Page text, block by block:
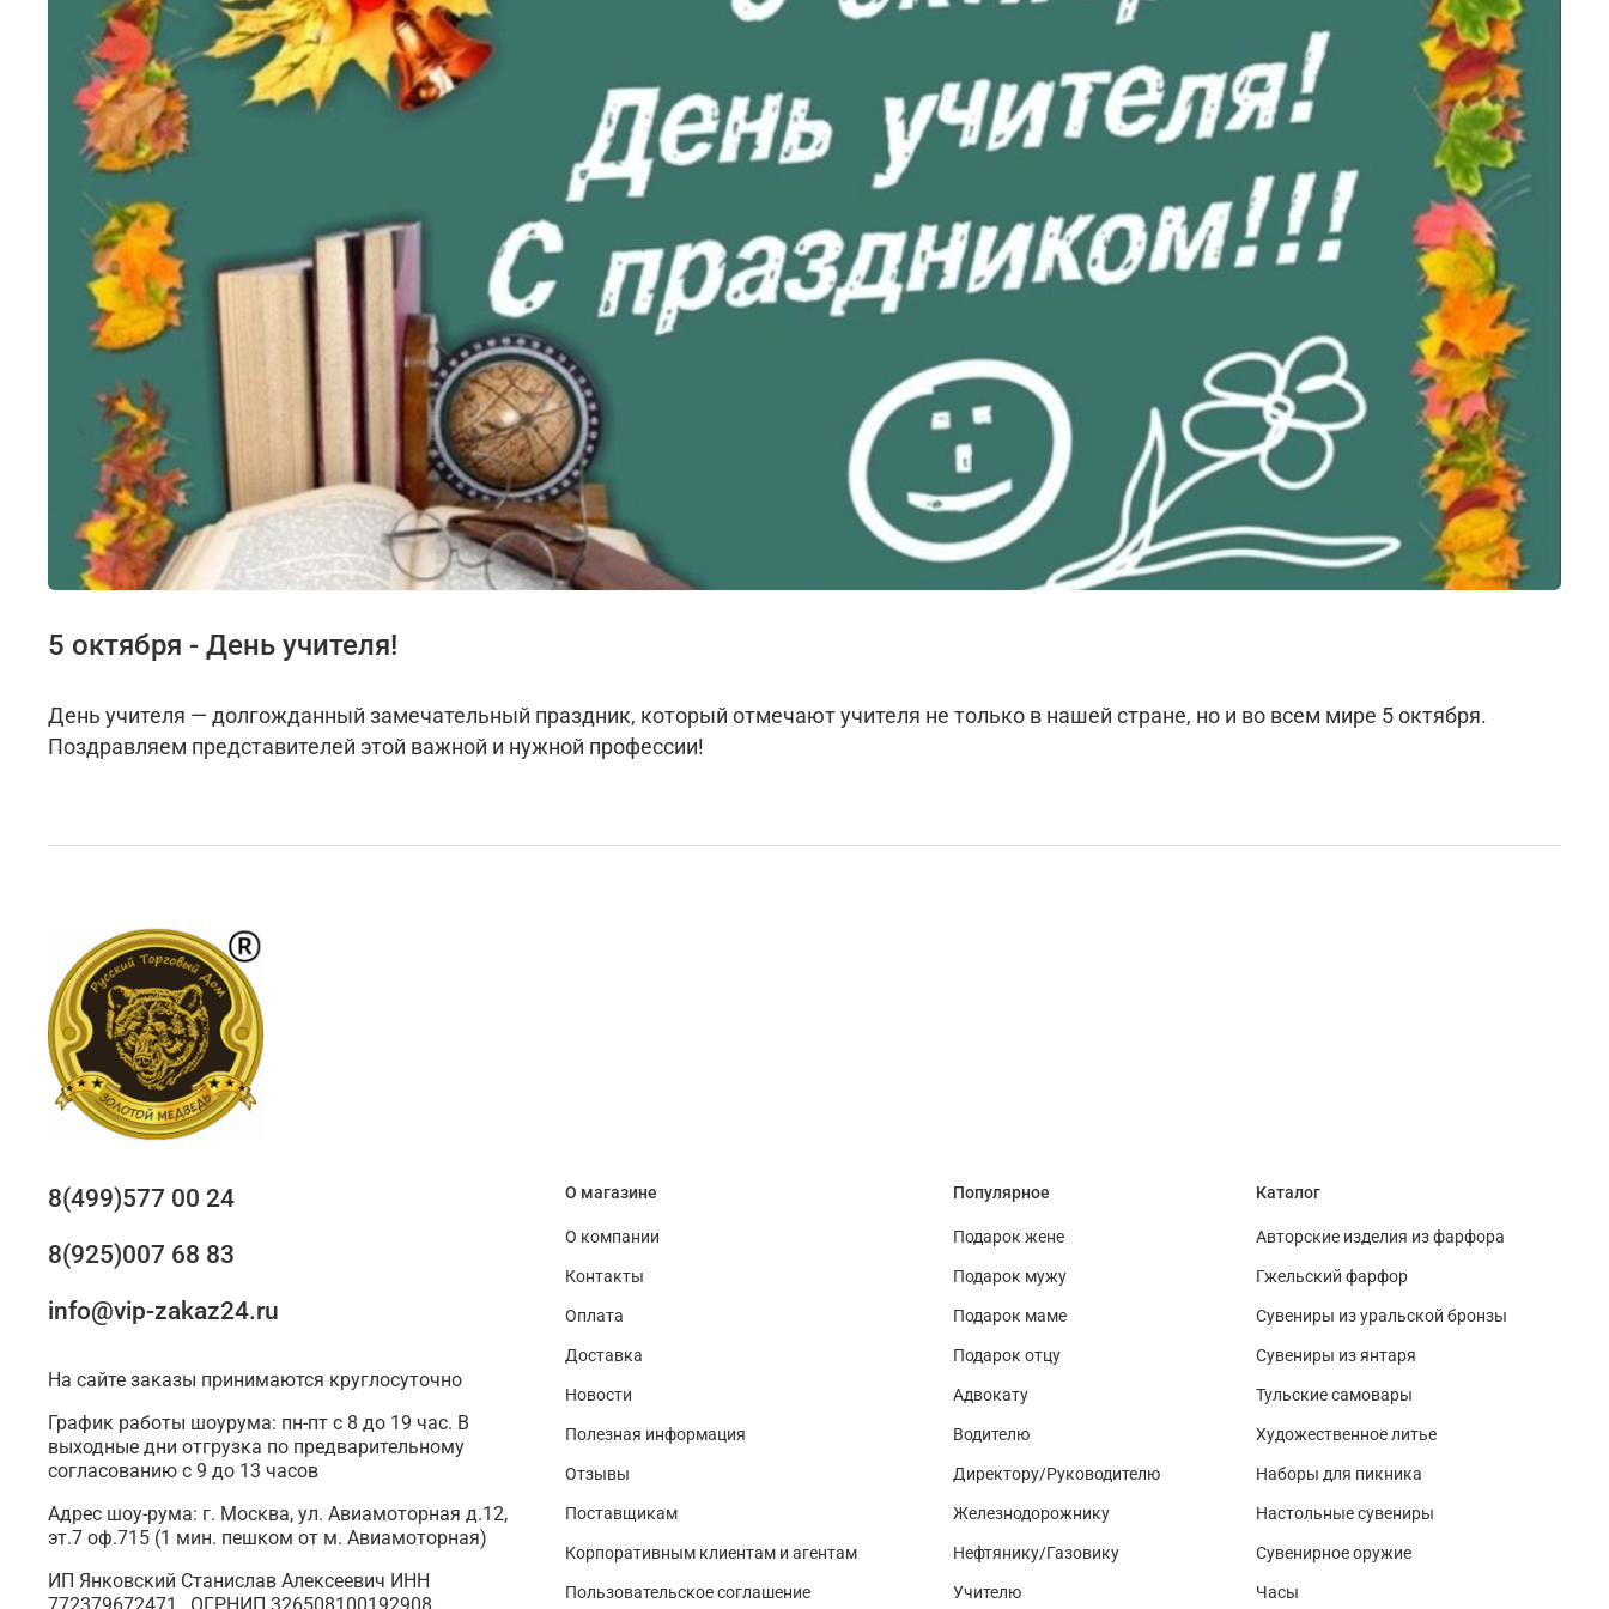
Подарки банковскому работнику
Подарки брокеру
Подарки директору/руководителю
Подарки страховщику
Подарки энергетику
5 октября - День учителя!
День учителя — долгожданный замечательный праздник, который отмечают учителя не только в нашей стране, но и во всем мире 5 октября.
Поздравляем представителей этой важной и нужной профессии!
О магазине
О компании
Контакты
Оплата
Доставка
Новости
Полезная информация
Отзывы
Поставщикам
Корпоративным клиентам и агентам
Пользовательское соглашение
Популярное
Подарок жене
Подарок мужу
Подарок маме
Подарок отцу
Адвокату
Водителю
Директору/Руководителю
Железнодорожнику
Нефтянику/Газовику
Учителю
Каталог
Авторские изделия из фарфора
Гжельский фарфор
Сувениры из уральской бронзы
Сувениры из янтаря
Тульские самовары
Художественное литье
Наборы для пикника
Настольные сувениры
Сувенирное оружие
Часы
8(499)577 00 24
8(925)007 68 83
info@vip-zakaz24.ru
На сайте заказы принимаются круглосуточно
График работы шоурума: пн-пт с 8 до 19 час. В
выходные дни отгрузка по предварительному
согласованию с 9 до 13 часов
Адрес шоу-рума: г. Москва, ул. Авиамоторная д.12,
эт.7 оф.715 (1 мин. пешком от м. Авиамоторная)
ИП Янковский Станислав Алексеевич ИНН